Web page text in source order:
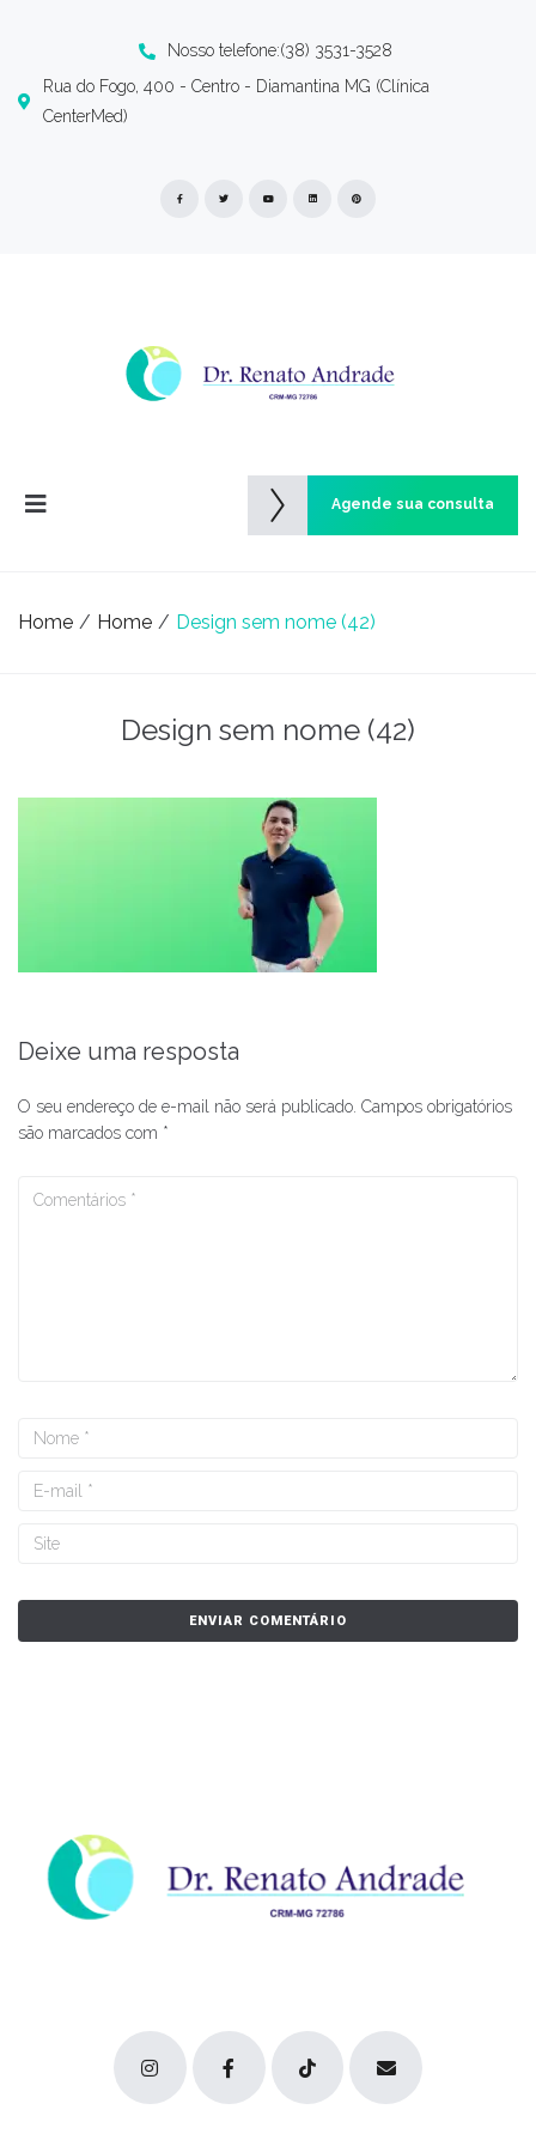
Nosso telefone:(38) 3531-3528
Rua do Fogo, 400 - Centro - Diamantina MG (Clínica
CenterMed)
Agende sua consulta
Home / Home / Design sem nome (42)
Design sem nome (42)
Deixe uma resposta
O seu endereço de e-mail não será publicado. Campos obrigatórios
são marcados com *